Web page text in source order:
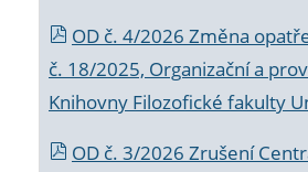
OD č. 4/2026 Změna
č. 18/2025, Organizační a
Knihovny Filozofické fakulty
OD č. 3/2026 Zrušení